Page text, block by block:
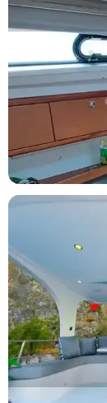
Fethiye, Muğla
Fethiye Day Boot
Boot, 10:00–17:00
Mit Kapitaen
Segeln 8 Pers. · 2
Guenstigster
26.000 TL